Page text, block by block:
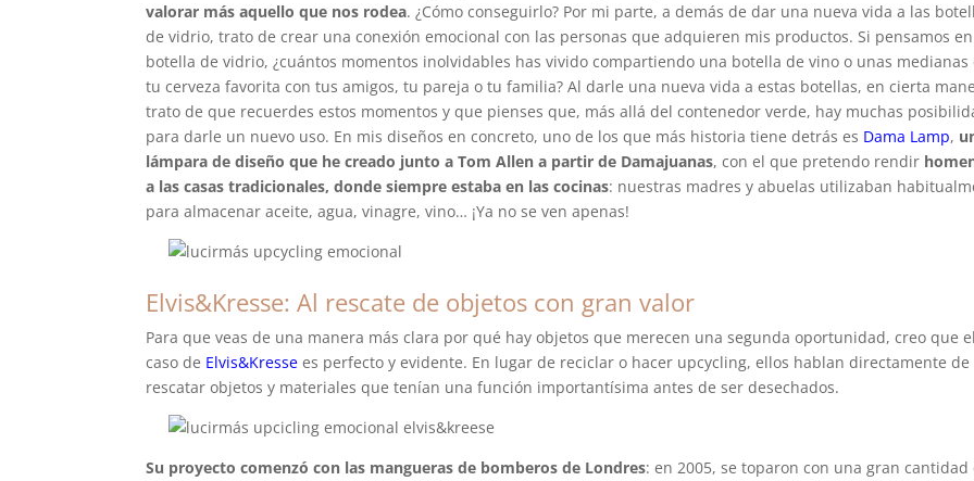
valorar más aquello que nos rodea. ¿Cómo conseguirlo? Por mi parte, a demás de dar una nueva vida a las
de vidrio, trato de crear una conexión emocional con las personas que adquieren mis productos. Si pensamos
botella de vidrio, ¿cuántos momentos inolvidables has vivido compartiendo una botella de vino o unas medianas
tu cerveza favorita con tus amigos, tu pareja o tu familia? Al darle una nueva vida a estas botellas, en cierta
trato de que recuerdes estos momentos y que pienses que, más allá del contenedor verde, hay muchas
para darle un nuevo uso. En mis diseños en concreto, uno de los que más historia tiene detrás es Dama Lamp,
lámpara de diseño que he creado junto a Tom Allen a partir de Damajuanas, con el que pretendo rendir
a las casas tradicionales, donde siempre estaba en las cocinas: nuestras madres y abuelas utilizaban
para almacenar aceite, agua, vinagre, vino… ¡Ya no se ven apenas!
Elvis&Kresse: Al rescate de objetos con gran valor
Para que veas de una manera más clara por qué hay objetos que merecen una segunda oportunidad, creo que el
caso de Elvis&Kresse es perfecto y evidente. En lugar de reciclar o hacer upcycling, ellos hablan directamente de
rescatar objetos y materiales que tenían una función importantísima antes de ser desechados.
Su proyecto comenzó con las mangueras de bomberos de Londres: en 2005, se toparon con una gran cantidad